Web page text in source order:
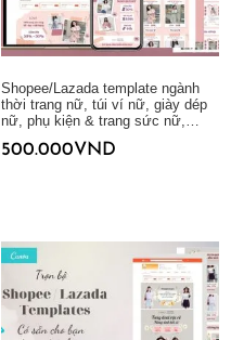
Shopee/Lazada template ngành
thời trang nữ, túi ví nữ, giày dép
nữ, phụ kiện & trang sức nữ,…
500.000VND